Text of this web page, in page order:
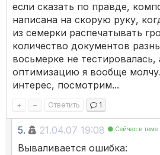
если сказать по правде,
написана на скорую руку,
из семерки распечатывать
количество документов
восьмерке не тестировалась,
оптимизацию я вообще
интерес, посмотрим...
+ – Ответить 1
5. 21.04.07 19:08 Сейчас в теме
Вываливается ошибка: